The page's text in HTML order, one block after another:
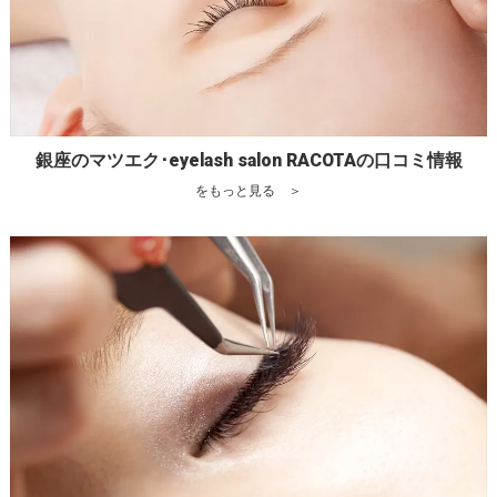
銀座のマツエク･eyelash salon RACOTAの口コミ情報
をもっと見る ＞